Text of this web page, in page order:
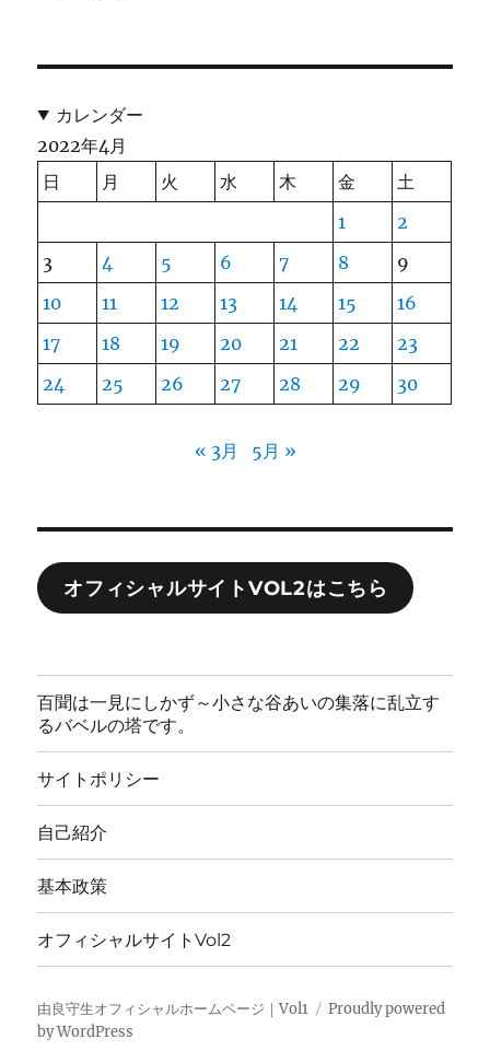
カレンダー
2022年4月
日
月 火 水 木 金
土
1
2
3
4 5 6 7 8
9
10
11 12 13 14 15
16
17
18 19 20 21 22
23
24
25 26 27 28 29 30
« 3月 5月 »
オフィシャルサイトVOL2はこちら
百聞は一見にしかず～小さな谷あいの集落に乱立す
るバベルの塔です。
サイトポリシー
自己紹介
基本政策
オフィシャルサイトVol2
由良守生オフィシャルホームページ｜Vol1
Proudly powered
by WordPress